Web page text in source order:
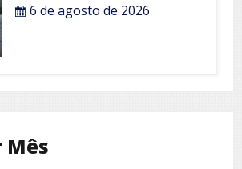
6 de agosto de 2026
Mês